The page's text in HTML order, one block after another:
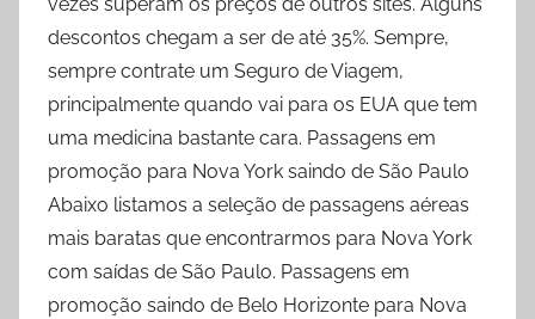
vezes superam os preços de outros sites. Alguns
descontos chegam a ser de até 35%. Sempre,
sempre contrate um Seguro de Viagem,
principalmente quando vai para os EUA que tem
uma medicina bastante cara. Passagens em
promoção para Nova York saindo de São Paulo
Abaixo listamos a seleção de passagens aéreas
mais baratas que encontrarmos para Nova York
com saídas de São Paulo. Passagens em
promoção saindo de Belo Horizonte para Nova